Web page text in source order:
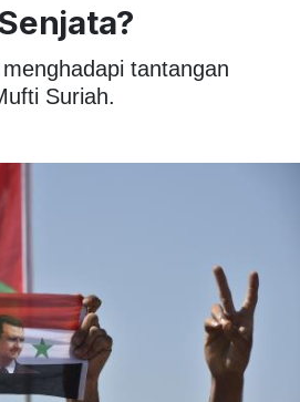
tantangan
Suriah.